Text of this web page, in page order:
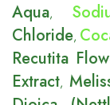
Aqua,
Chloride,
Recutita
Extract,